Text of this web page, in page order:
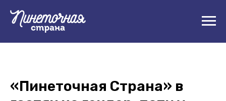
«Пинеточная Страна» в